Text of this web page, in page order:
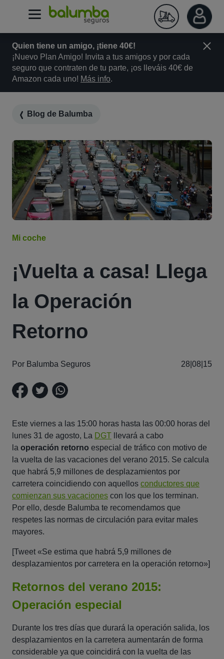
Quien tiene un amigo, ¡tiene 40€!
¡Nuevo Plan Amigo! Invita a tus amigos y por cada
seguro que contraten de tu parte, ¡os lleváis 40€ de
Amazon cada uno! Más info.
Blog de Balumba
Mi coche
¡Vuelta a casa! Llega
la Operación
Retorno
Por Balumba Seguros 28|08|15
Este viernes a las 15:00 horas hasta las 00:00 horas del
lunes 31 de agosto, La DGT llevará a cabo
la operación retorno especial de tráfico con motivo de
la vuelta de las vacaciones del verano 2015. Se calcula
que habrá 5,9 millones de desplazamientos por
carretera coincidiendo con aquellos conductores que
comienzan sus vacaciones con los que los terminan.
Por ello, desde Balumba te recomendamos que
respetes las normas de circulación para evitar males
mayores.
[Tweet «Se estima que habrá 5,9 millones de
desplazamientos por carretera en la operación retorno»]
Retornos del verano 2015:
Operación especial
Durante los tres días que durará la operación salida, los
desplazamientos en la carretera aumentarán de forma
considerable ya que coincidirá con la vuelta de las